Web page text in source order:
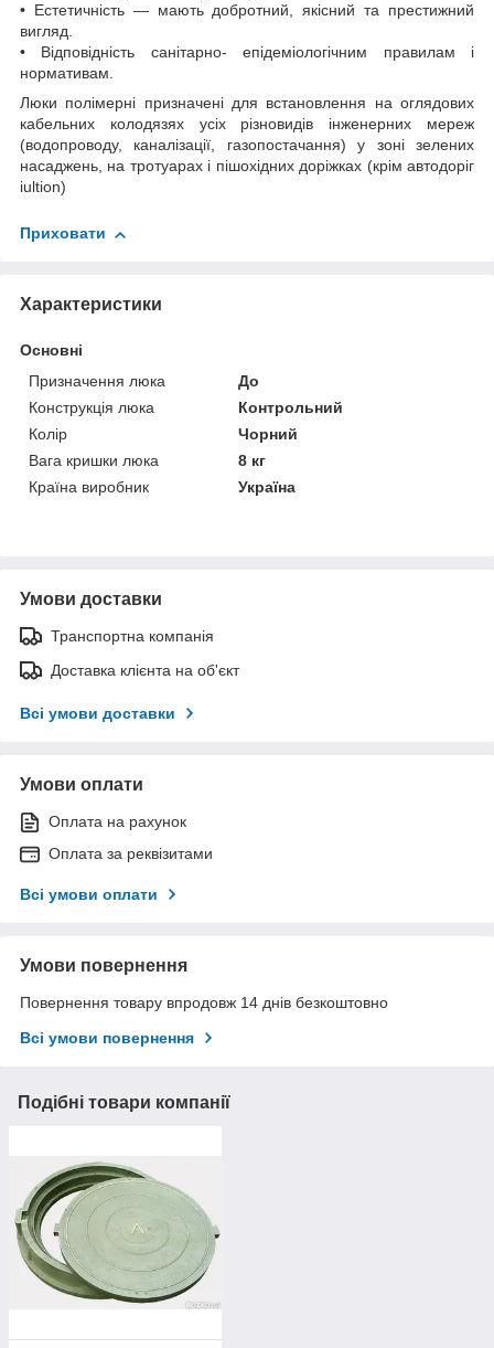
• Естетичність — мають добротний, якісний та престижний
вигляд.
• Відповідність санітарно- епідеміологічним правилам і
нормативам.
Люки полімерні призначені для встановлення на оглядових
кабельних колодязях усіх різновидів інженерних мереж
(водопроводу, каналізації, газопостачання) у зоні зелених
насаджень, на тротуарах і пішохідних доріжках (крім автодоріг
іultion)
Приховати
Характеристики
Основні
Призначення люка
До
Конструкція люка
Контрольний
Колір
Чорний
Вага кришки люка
8 кг
Країна виробник
Україна
Умови доставки
Транспортна компанія
Доставка клієнта на об'єкт
Всі умови доставки
Умови оплати
Оплата на рахунок
Оплата за реквізитами
Всі умови оплати
Умови повернення
Повернення товару впродовж 14 днів безкоштовно
Всі умови повернення
Подібні товари компанії